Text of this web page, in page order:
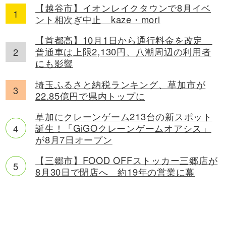
【越谷市】イオンレイクタウンで8月イベ
ント相次ぎ中止 kaze・mori
【首都高】10月1日から通行料金を改定
普通車は上限2,130円、八潮周辺の利用者
にも影響
埼玉ふるさと納税ランキング、草加市が
22.85億円で県内トップに
草加にクレーンゲーム213台の新スポット
誕生！「GiGOクレーンゲームオアシス」
が8月7日オープン
【三郷市】FOOD OFFストッカー三郷店が
8月30日で閉店へ 約19年の営業に幕